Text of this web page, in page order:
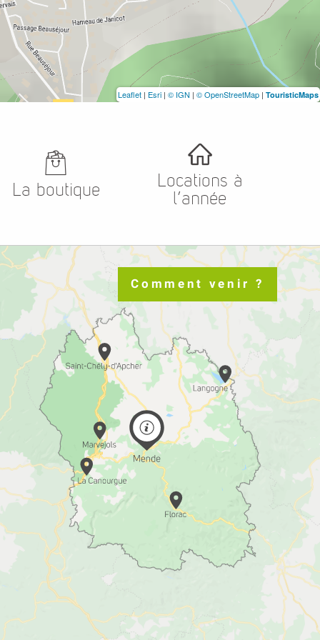
Leaflet | Esri | © IGN | © OpenStreetMap | TouristicMaps
La boutique
Locations à
l’année
Comment venir ?